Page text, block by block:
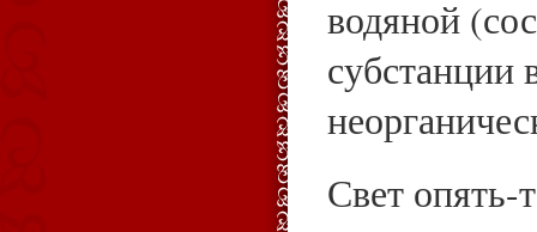
водяной
субстанции
Свет опять-